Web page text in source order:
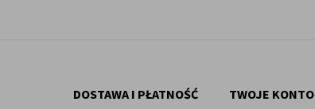
DOSTAWA I PŁATNOŚĆ
TWOJE KONTO